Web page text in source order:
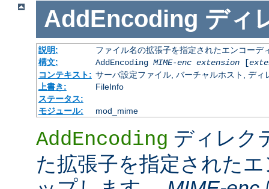
AddEncoding ディ
説明:
ファイル名の拡張子を指定されたエンコーデ
構文:
AddEncoding MIME-enc extension[
コンテキスト: サーバ設定ファイル, バーチャルホスト, ディ
上書き:
FileInfo
ステータス:
モジュール:
mod_mime
AddEncoding ディレク
た拡張子を指定された